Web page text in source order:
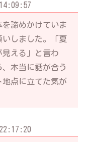
諦めかけていま
しました。「夏
える」と言わ
本当に話が合う
地点に立てた気が